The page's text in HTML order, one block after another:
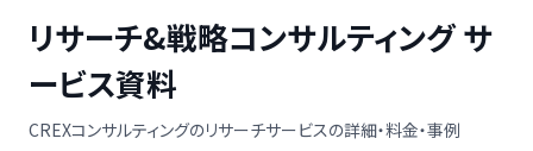
リサーチ&戦略コンサルティング サ
ービス資料
CREXコンサルティングのリサーチサービスの詳細・料金・事例